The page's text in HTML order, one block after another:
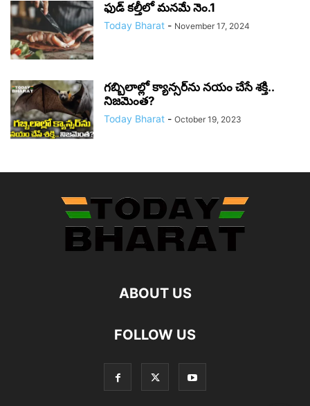
ఫుడ్ కల్తీలో మనమే నెం.1
Today Bharat - November 17, 2024
గబ్బిలాల్లో క్యాన్సర్‌ను నయం చేసే శక్తి..
నిజమెంత?
Today Bharat - October 19, 2023
ABOUT US
FOLLOW US